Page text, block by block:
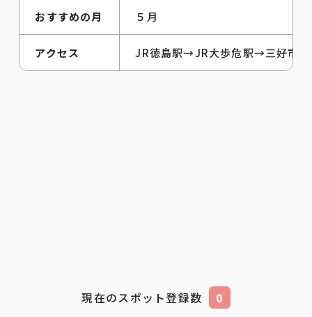
おすすめの月 ５月
アクセス JR徳島駅→JR大歩危駅→三好市
現在のスポット登録数 0